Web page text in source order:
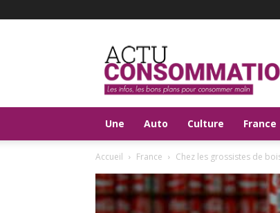
Actu
Consommation
Une Auto Culture France
Accueil France Chez les grossistes de